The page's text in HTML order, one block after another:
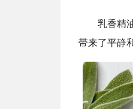
乳香精
带来了平静